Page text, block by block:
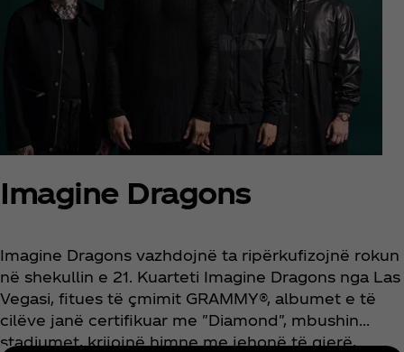
Imagine Dragons
Imagine Dragons vazhdojnë ta ripërkufizojnë rokun
në shekullin e 21. Kuarteti Imagine Dragons nga Las
Vegasi, fitues të çmimit GRAMMY®, albumet e të
cilëve janë certifikuar me "Diamond", mbushin
stadiumet, krijojnë himne me jehonë të gjerë,